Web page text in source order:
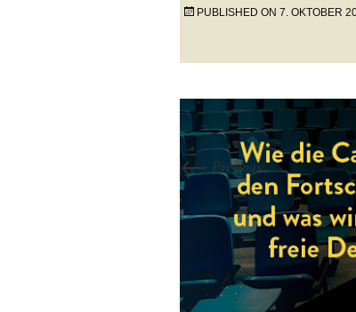
PUBLISHED ON 7. OKTOBER
← Previous